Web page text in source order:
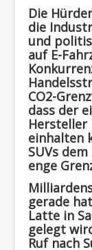
Die
die
und
auf E-
CO2-
dass der
Hersteller
einhalten
SUVs
enge
gerade
Latte in
gelegt
Ruf nach